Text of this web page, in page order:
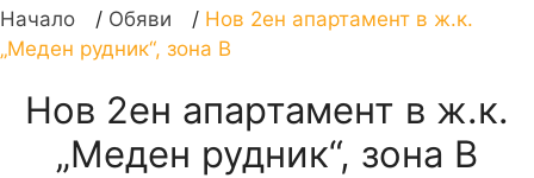
Начало / Обяви / Нов 2ен апартамент в ж.к.
„Меден рудник“, зона В
Нов 2ен апартамент в ж.к.
„Меден рудник“, зона В